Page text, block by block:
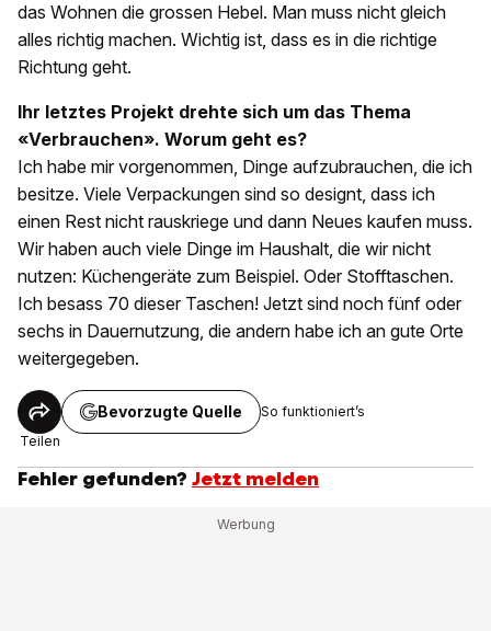
das Wohnen die grossen Hebel. Man muss nicht gleich
alles richtig machen. Wichtig ist, dass es in die richtige
Richtung geht.
Ihr letztes Projekt drehte sich um das Thema
«Verbrauchen». Worum geht es?
Ich habe mir vorgenommen, Dinge aufzubrauchen, die ich
besitze. Viele Verpackungen sind so designt, dass ich
einen Rest nicht rauskriege und dann Neues kaufen muss.
Wir haben auch viele Dinge im Haushalt, die wir nicht
nutzen: Küchengeräte zum Beispiel. Oder Stofftaschen.
Ich besass 70 dieser Taschen! Jetzt sind noch fünf oder
sechs in Dauernutzung, die andern habe ich an gute Orte
weitergegeben.
Teilen
Bevorzugte Quelle So funktioniert’s
Fehler gefunden? Jetzt melden